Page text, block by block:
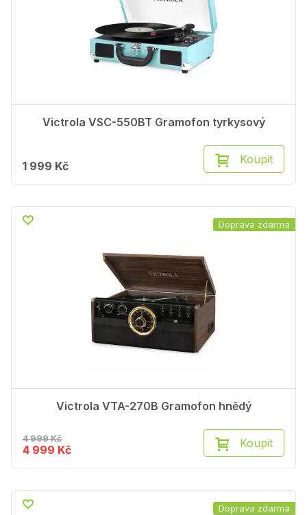
Victrola VSC-550BT Gramofon tyrkysový
1 999 Kč Koupit
Victrola VTA-270B Gramofon hnědý
4 999 Kč
4 999 Kč Koupit
Doprava zdarma
Doprava zdarma